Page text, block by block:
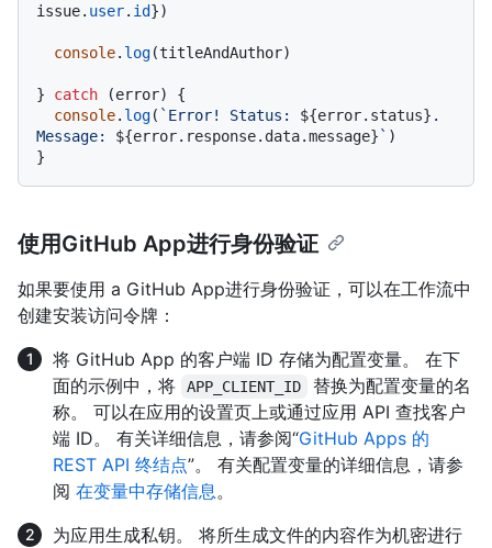
issue. user. id})
console. log(titleAndAuthor)
} catch (error) {
console. log( `Error! Status: ${error.status} .
Message: ${error.response.data.message} ` )
使用GitHub App进行身份验证
如果要使用 a GitHub App进行身份验证，可以在工作流中
创建安装访问令牌：
将 GitHub App 的客户端 ID 存储为配置变量。 在下
面的示例中，将
APP_CLIENT_ID
替换为配置变量的名
称。 可以在应用的设置页上或通过应用 API 查找客户
端 ID。 有关详细信息，请参阅“GitHub Apps 的
REST API 终结点”。 有关配置变量的详细信息，请参
阅 在变量中存储信息 。
为应用生成私钥。 将所生成文件的内容作为机密进行